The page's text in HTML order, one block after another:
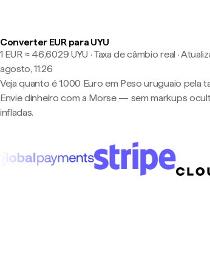
Converter EUR para UYU
1 EUR ≈ 46,6029 UYU · Taxa de câmbio real ·
agosto, 11:26
Veja quanto é 1.000 Euro em Peso uruguaio pela
Envie dinheiro com a Morse — sem markups
infladas.